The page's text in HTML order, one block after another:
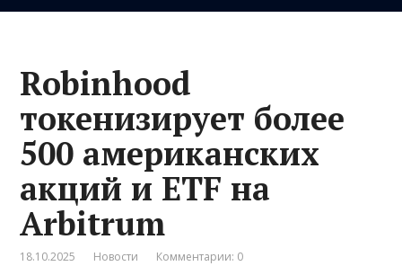
Robinhood
токенизирует более
500 американских
акций и ETF на
Arbitrum
18.10.2025 Новости Комментарии: 0